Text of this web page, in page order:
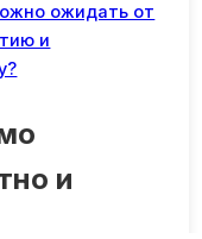
ожидать от
и
и